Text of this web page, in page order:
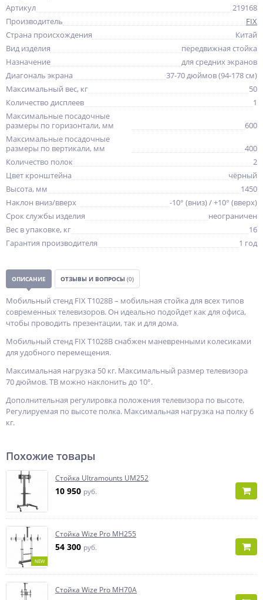
Артикул
219168
Производитель
FIX
Страна происхождения
Китай
Вид изделия
передвижная стойка
Назначение
для средних экранов
Диагональ экрана
37-70 дюймов (94-178 см)
Максимальный вес, кг
50
Количество дисплеев
1
Максимальные посадочные
размеры по горизонтали, мм
600
Максимальные посадочные
размеры по вертикали, мм
400
Количество полок
2
Цвет кронштейна
чёрный
Высота, мм
1450
Наклон вниз/вверх
-10° (вниз) / +10° (вверх)
Срок службы изделия
неограничен
Вес в упаковке, кг
16
Гарантия производителя
1 год
ОПИСАНИЕ ОТЗЫВЫ И ВОПРОСЫ (0)
Мобильный стенд FIX T1028B – мобильная стойка для всех типов
современных телевизоров. Он идеально подойдет как для офиса,
чтобы проводить презентации, так и для дома.
Мобильный стенд FIX T1028B снабжен маневренными колесиками
для удобного перемещения.
Максимальная нагрузка 50 кг. Максимальный размер телевизора
70 дюймов. ТВ можно наклонить до 10°.
Дополнительная регулировка положения телевизора по высоте.
Регулируемая по высоте полка. Максимальная нагрузка на полку 6
кг.
Похожие товары
Стойка Ultramounts UM252
10 950 руб.
NEW
Стойка Wize Pro MH255
54 300 руб.
Стойка Wize Pro MH70A